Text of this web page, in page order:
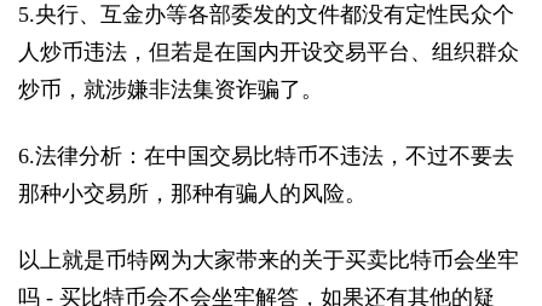
5.央行、互金办等各部委发的文件都没有定性民众个
人炒币违法，但若是在国内开设交易平台、组织群众
炒币，就涉嫌非法集资诈骗了。
6.法律分析：在中国交易比特币不违法，不过不要去
那种小交易所，那种有骗人的风险。
以上就是币特网为大家带来的关于买卖比特币会坐牢
吗 - 买比特币会不会坐牢解答，如果还有其他的疑